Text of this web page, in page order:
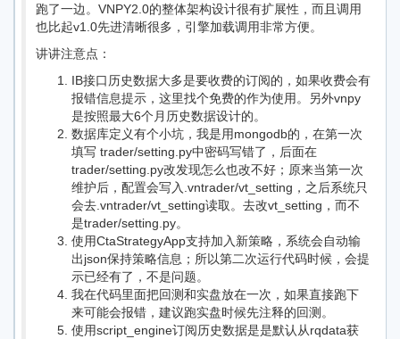
跑了一边。VNPY2.0的整体架构设计很有扩展性，而且调用
也比起v1.0先进清晰很多，引擎加载调用非常方便。
讲讲注意点：
IB接口历史数据大多是要收费的订阅的，如果收费会有
报错信息提示，这里找个免费的作为使用。另外vnpy
是按照最大6个月历史数据设计的。
数据库定义有个小坑，我是用mongodb的，在第一次
填写 trader/setting.py中密码写错了，后面在
trader/setting.py改发现怎么也改不好；原来当第一次
维护后，配置会写入.vntrader/vt_setting，之后系统只
会去.vntrader/vt_setting读取。去改vt_setting，而不
是trader/setting.py。
使用CtaStrategyApp支持加入新策略，系统会自动输
出json保持策略信息；所以第二次运行代码时候，会提
示已经有了，不是问题。
我在代码里面把回测和实盘放在一次，如果直接跑下
来可能会报错，建议跑实盘时候先注释的回测。
使用script_engine订阅历史数据是是默认从rqdata获